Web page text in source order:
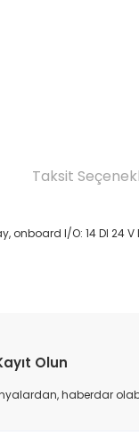
Taksit
onboard I/O: 14 DI
Olun
haberdar